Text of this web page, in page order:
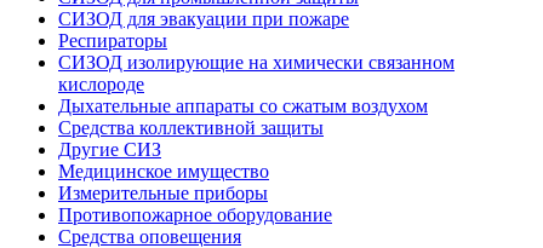
СИЗОД для эвакуации при пожаре
Респираторы
СИЗОД изолирующие на химически связанном
кислороде
Дыхательные аппараты со сжатым воздухом
Средства коллективной защиты
Другие СИЗ
Медицинское имущество
Измерительные приборы
Противопожарное оборудование
Средства оповещения